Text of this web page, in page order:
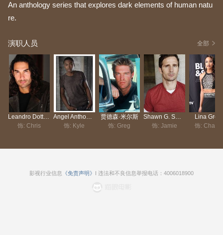
An anthology series that explores dark elements of human natu
re.
演职人员 全部
饰: Chris
饰: Kyle
贾德森·米尔斯
饰: Greg
饰: Jamie
Lina
饰:
影视行业信息 《免责声明》 I 违法和不良信息举报电话：4006018900